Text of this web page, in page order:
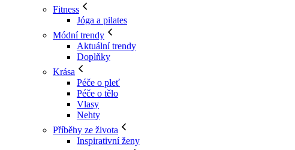
Fitness
Jóga a pilates
Módní trendy
Aktuální trendy
Doplňky
Krása
Péče o pleť
Péče o tělo
Vlasy
Nehty
Příběhy ze života
Inspirativní ženy